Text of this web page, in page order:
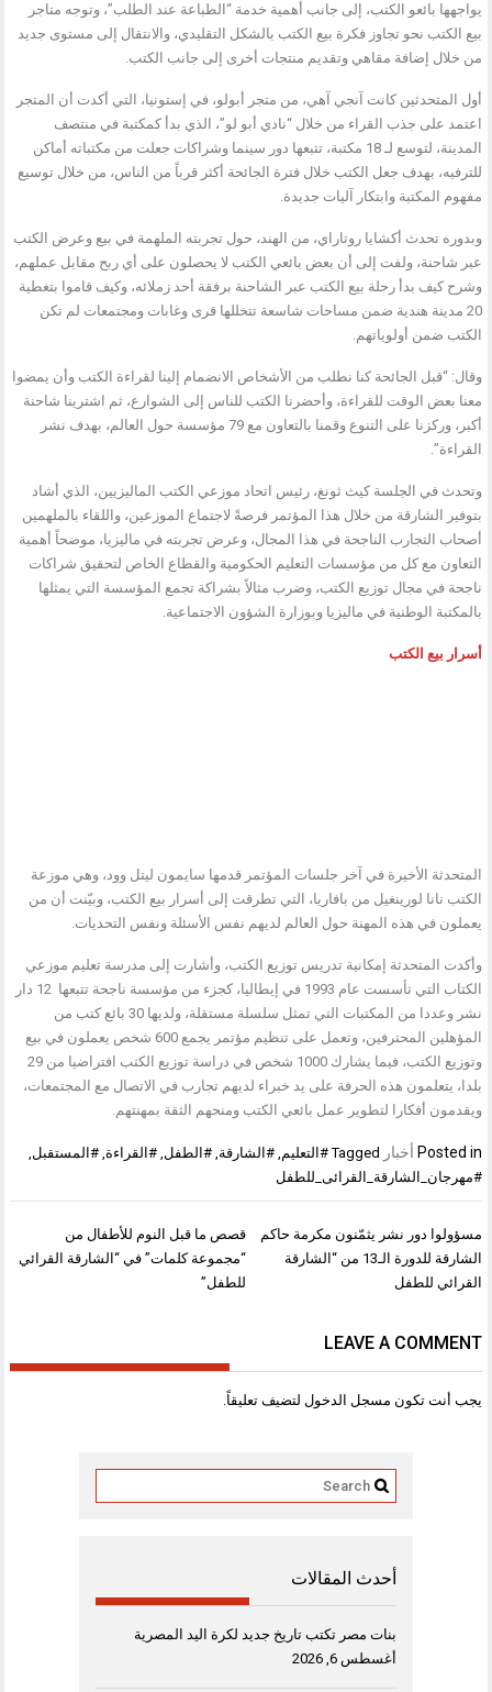
يواجهها بائعو الكتب، إلى جانب أهمية خدمة “الطباعة عند الطلب”، وتوجه متاجر
بيع الكتب نحو تجاوز فكرة بيع الكتب بالشكل التقليدي، والانتقال إلى مستوى جديد
من خلال إضافة مقاهي وتقديم منتجات أخرى إلى جانب الكتب.
أول المتحدثين كانت آنجي آهي، من متجر أبولو، في إستونيا، التي أكدت أن المتجر
اعتمد على جذب القراء من خلال “نادي أبو لو”، الذي بدأ كمكتبة في منتصف
المدينة، لتوسع لـ 18 مكتبة، تتبعها دور سينما وشراكات جعلت من مكتباته أماكن
للترفيه، بهدف جعل الكتب خلال فترة الجائحة أكثر قرباً من الناس، من خلال توسيع
مفهوم المكتبة وابتكار آليات جديدة.
وبدوره تحدث أكشايا روتاراي، من الهند، حول تجربته الملهمة في بيع وعرض الكتب
عبر شاحنة، ولفت إلى أن بعض بائعي الكتب لا يحصلون على أي ربح مقابل عملهم،
وشرح كيف بدأ رحلة بيع الكتب عبر الشاحنة برفقة أحد زملائه، وكيف قاموا بتغطية
20 مدينة هندية ضمن مساحات شاسعة تتخللها قرى وغابات ومجتمعات لم تكن
الكتب ضمن أولوياتهم.
وقال: “قبل الجائحة كنا نطلب من الأشخاص الانضمام إلينا لقراءة الكتب وأن يمضوا
معنا بعض الوقت للقراءة، وأحضرنا الكتب للناس إلى الشوارع، ثم اشترينا شاحنة
أكبر، وركزنا على التنوع وقمنا بالتعاون مع 79 مؤسسة حول العالم، بهدف نشر
القراءة”.
وتحدث في الجلسة كيث ثونغ، رئيس اتحاد موزعي الكتب الماليزيين، الذي أشاد
بتوفير الشارقة من خلال هذا المؤتمر فرصةً لاجتماع الموزعين، واللقاء بالملهمين
أصحاب التجارب الناجحة في هذا المجال، وعرض تجربته في ماليزيا، موضحاً أهمية
التعاون مع كل من مؤسسات التعليم الحكومية والقطاع الخاص لتحقيق شراكات
ناجحة في مجال توزيع الكتب، وضرب مثالاً بشراكة تجمع المؤسسة التي يمثلها
بالمكتبة الوطنية في ماليزيا وبوزارة الشؤون الاجتماعية.
أسرار بيع الكتب
المتحدثة الأخيرة في آخر جلسات المؤتمر قدمها سايمون ليتل وود، وهي موزعة
الكتب نانا لورينغيل من بافاريا، التي تطرقت إلى أسرار بيع الكتب، وبيّنت أن من
يعملون في هذه المهنة حول العالم لديهم نفس الأسئلة ونفس التحديات.
وأكدت المتحدثة إمكانية تدريس توزيع الكتب، وأشارت إلى مدرسة تعليم موزعي
الكتاب التي تأسست عام 1993 في إيطاليا، كجزء من مؤسسة ناجحة تتبعها 12 دار
نشر وعددا من المكتبات التي تمثل سلسلة مستقلة، ولديها 30 بائع كتب من
المؤهلين المحترفين، وتعمل على تنظيم مؤتمر يجمع 600 شخص يعملون في بيع
وتوزيع الكتب، فيما يشارك 1000 شخص في دراسة توزيع الكتب افتراضيا من 29
بلدا، يتعلمون هذه الحرفة على يد خبراء لديهم تجارب في الاتصال مع المجتمعات،
ويقدمون أفكارا لتطوير عمل بائعي الكتب ومنحهم الثقة بمهنتهم.
Posted in أخبار Tagged #التعليم ,#الشارقة ,#الطفل ,#القراءة ,#المستقبل
#مهرجان_الشارقة_القرائى_للطفل
تصفّح
المقالات
قصص ما قبل النوم للأطفال من
“مجموعة كلمات” في “الشارقة القرائي
للطفل”
مسؤولوا دور نشر يثمّنون مكرمة حاكم
الشارقة للدورة الـ13 من “الشارقة
القرائي للطفل
LEAVE A COMMENT
يجب أنت تكون مسجل الدخول لتضيف تعليقاً.
أحدث المقالات
بنات مصر تكتب تاريخ جديد لكرة اليد المصرية
أغسطس 6, 2026